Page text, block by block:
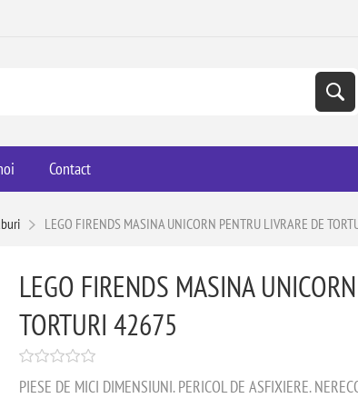
Contact
LEGO FIRENDS MASINA UNICORN PENTRU LIVRARE DE
LEGO FIRENDS MASINA
TORTURI 42675
PIESE DE MICI DIMENSIUNI. PERICOL DE ASFIXIERE.